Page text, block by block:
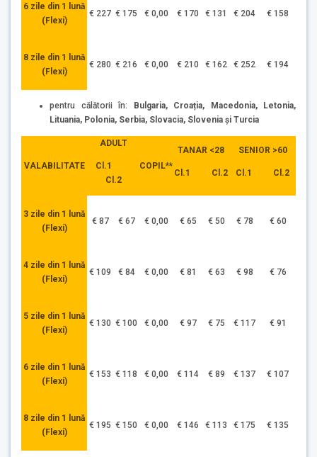
6 zile din 1 lună
(Flexi)
€ 227 € 175 € 0,00 € 170 € 131 € 204 € 158
8 zile din 1 lună
(Flexi)
€ 280 € 216 € 0,00 € 210 € 162 € 252 € 194
pentru călătorii în:
Bulgaria, Croația, Macedonia, Letonia,
Lituania, Polonia, Serbia, Slovacia, Slovenia și Turcia
VALABILITATE
ADULT
Cl.1
Cl.2
COPIL**
TANAR <28
Cl.1 Cl.2
SENIOR >60
Cl.1 Cl.2
3 zile din 1 lună
(Flexi)
€ 87 € 67 € 0,00 € 65 € 50 € 78 € 60
4 zile din 1 lună
(Flexi)
€ 109 € 84 € 0,00 € 81 € 63 € 98 € 76
5 zile din 1 lună
(Flexi)
€ 130 € 100 € 0,00 € 97 € 75 € 117 € 91
6 zile din 1 lună
(Flexi)
€ 153 € 118 € 0,00 € 114 € 89 € 137 € 107
8 zile din 1 lună
(Flexi)
€ 195 € 150 € 0,00 € 146 € 113 € 175 € 135